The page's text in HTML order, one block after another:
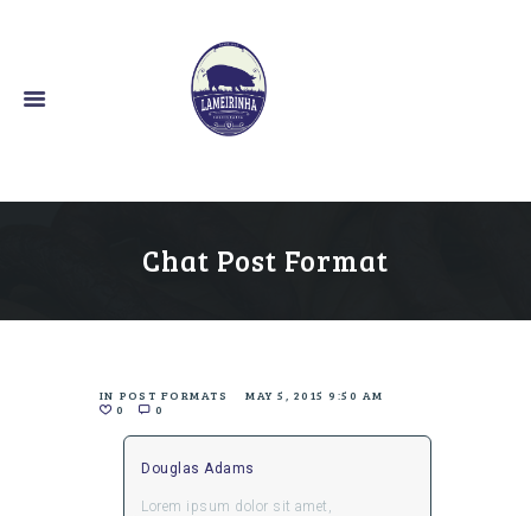
Chat Post Format
IN POST FORMATS
MAY 5, 2015 9:50 AM
0
0
Douglas Adams
Lorem ipsum dolor sit amet,